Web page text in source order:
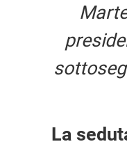
La